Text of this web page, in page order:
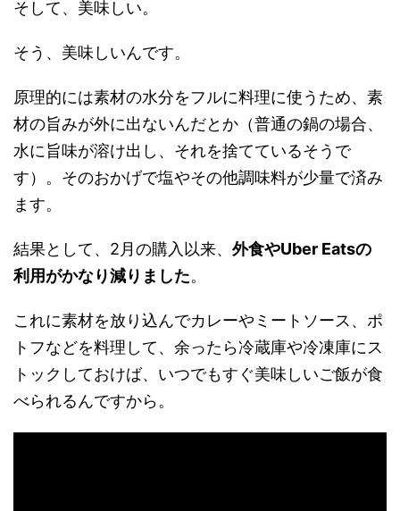
そして、美味しい。
そう、美味しいんです。
原理的には素材の水分をフルに料理に使うため、素
材の旨みが外に出ないんだとか（普通の鍋の場合、
水に旨味が溶け出し、それを捨てているそうで
す）。そのおかげで塩やその他調味料が少量で済み
ます。
結果として、2月の購入以来、 外食やUber Eatsの
利用がかなり減りました。
これに素材を放り込んでカレーやミートソース、ポ
トフなどを料理して、余ったら冷蔵庫や冷凍庫にス
トックしておけば、いつでもすぐ美味しいご飯が食
べられるんですから。